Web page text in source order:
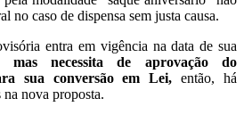
no caso de dispensa sem justa causa.
entra em vigência na data de sua
mas necessita de aprovação do
sua conversão em Lei, então, há
nova proposta.